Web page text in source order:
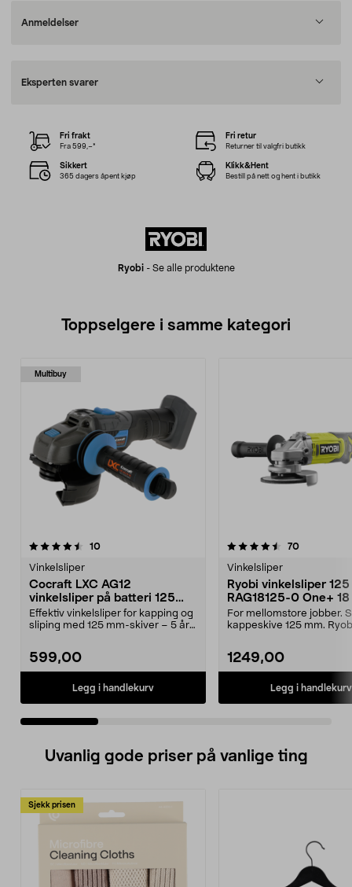
Anmeldelser
Eksperten svarer
Ryobi- Se alle produktene
Fri frakt
Fra 599,–*
Fri retur
Returner til valgfri butikk
Sikkert
365 dagers åpent kjøp
Klikk&Hent
Bestill på nett og hent i butikk
Toppselgere i samme kategori
Multibuy
10anmeldelser
Vinkelsliper
Cocraft LXC AG12
vinkelsliper på batteri 125
mm 18 V
Effektiv vinkelsliper for kapping og
sliping med 125 mm-skiver – 5 års
599,00
Legg i handlekurv
4.5 av 5 stjerner 70
Vinkelsliper
Ryobi vinkelsliper
RAG18125-0 One+ 18
batteridrevet
For mellomstore jobber.
kappeskive 125 mm.
1249,00
Legg i handlekurv
4.0 av 5 stjerner
Uvanlig gode priser på vanlige ting
Sjekk prisen